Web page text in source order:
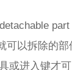
part
以拆除的部
或进入键才